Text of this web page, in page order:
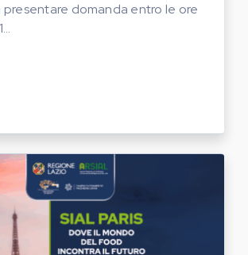
presentare domanda entro le ore
LAZIO E ARSIAL INVITANO